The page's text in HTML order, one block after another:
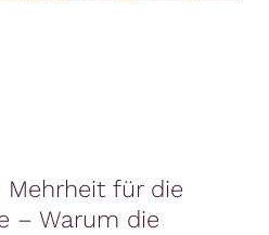
Mehrheit für die
– Warum die